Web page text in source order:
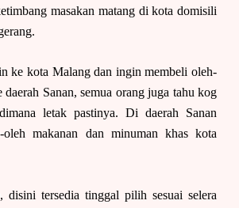
masakan matang di kota domisili
ke kota Malang dan ingin membeli oleh-
daerah Sanan, semua orang juga tahu kog
letak pastinya. Di daerah Sanan
oleh makanan dan minuman khas kota
disini tersedia tinggal pilih sesuai selera